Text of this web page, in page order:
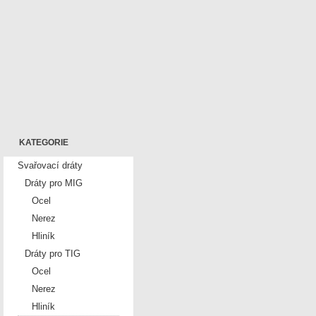
KATEGORIE
Svařovací dráty
Dráty pro MIG
Ocel
Nerez
Hliník
Dráty pro TIG
Ocel
Nerez
Hliník